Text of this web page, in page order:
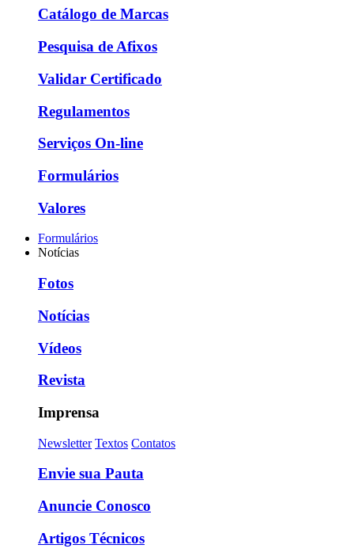
Catálogo de Marcas
Pesquisa de Afixos
Validar Certificado
Regulamentos
Serviços On-line
Formulários
Valores
Formulários
Notícias
Fotos
Notícias
Vídeos
Revista
Imprensa
Newsletter Textos Contatos
Envie sua Pauta
Anuncie Conosco
Artigos Técnicos